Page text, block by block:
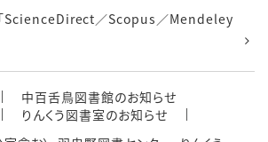
ScienceDirect／Scopus／Mendeley
中百舌鳥図書館のお知らせ
りんくう図書室のお知らせ